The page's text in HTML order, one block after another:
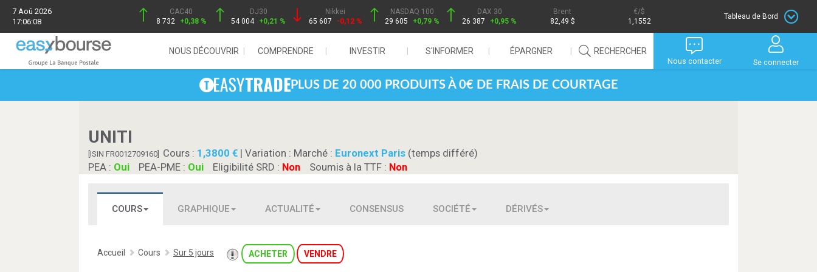
7 Aoû 2026
17:06:08
CAC40
8 732
+0,38 %
DJ30
54 004 +0,21 %
Nikkei
65 607
-0,12 %
NASDAQ 100
29 605
+0,79 %
DAX 30
26 387
+0,95 %
Brent
82,49 $
/$
1,1552
Tableau de Bord
NOUS DÉCOUVRIR COMPRENDRE INVESTIR S'INFORMER ÉPARGNER RECHERCHER
Nous contacter Se connecter
PLUS DE 20 000 PRODUITS À 0€ DE FRAIS DE COURTAGE
UNITI
[ISIN FR0012709160] Cours : 1,3800 | Variation : Marché : Euronext Paris (temps différé)
PEA : Oui PEA-PME : Oui Eligibilité SRD : Non Soumis à la TTF : Non
COURS GRAPHIQUE ACTUALITÉ CONSENSUS SOCIÉTÉ DÉRIVÉS
Accueil Cours Sur 5 jours ACHETER VENDRE